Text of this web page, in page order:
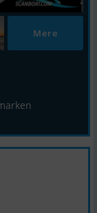
Mere